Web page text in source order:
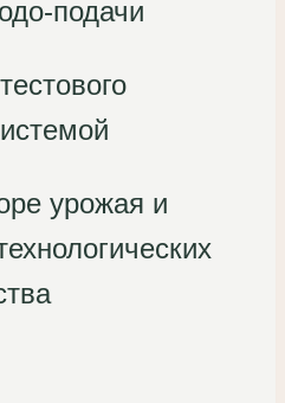
подачи
урожая и